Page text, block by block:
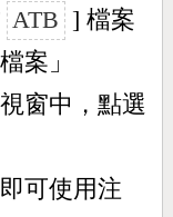
ATB ] 檔案
案」
窗中，點選
可使用注